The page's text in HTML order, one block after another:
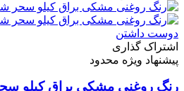
دوست داشتن
اشتراک گذاری
پیشنهاد ویژه محدود
رنگ روغنی مشکی براق کیلو